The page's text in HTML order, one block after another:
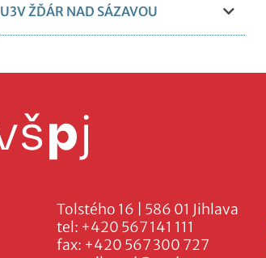
U3V ŽĎÁR NAD SÁZAVOU
Tolstého 16 | 586 01 Jihlava
tel: +420 567 141 111
fax: +420 567 300 727